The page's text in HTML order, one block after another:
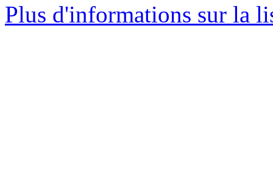
Plus d'informations sur la